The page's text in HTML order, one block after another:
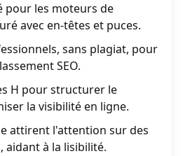
pour les moteurs de
avec en-têtes et puces.
sans plagiat, pour
SEO.
H pour structurer le
la visibilité en ligne.
attirent l'attention sur des
aidant à la lisibilité.